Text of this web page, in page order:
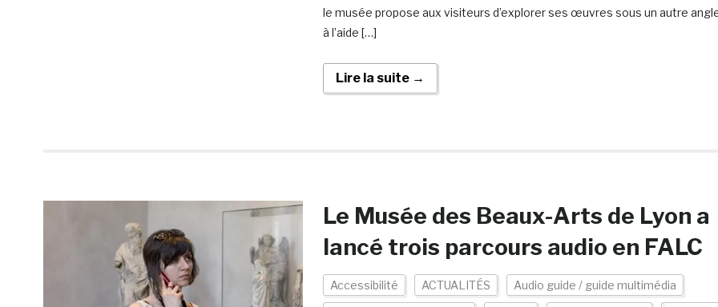
le musée propose aux visiteurs d’explorer ses œuvres sous un autre
à l’aide […]
Lire la suite →
Le Musée des Beaux-Arts de Lyon a
lancé trois parcours audio en FALC
Accessibilité ACTUALITÉS Audio guide / guide multimédia